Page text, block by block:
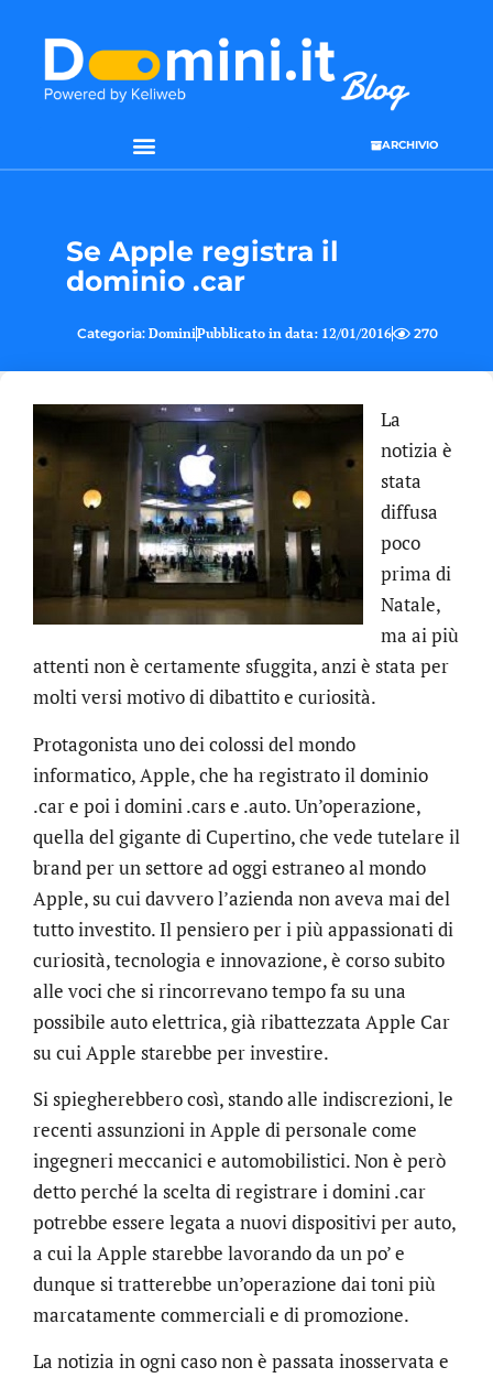
ARCHIVIO
Se Apple registra il
dominio .car
Categoria: DominiPubblicato in data: 12/01/2016 270
La
notizia è
stata
diffusa
poco
prima di
Natale,
ma ai più
attenti non è certamente sfuggita, anzi è stata per
molti versi motivo di dibattito e curiosità.
Protagonista uno dei colossi del mondo
informatico, Apple, che ha registrato il dominio
.car e poi i domini .cars e .auto. Un’operazione,
quella del gigante di Cupertino, che vede tutelare il
brand per un settore ad oggi estraneo al mondo
Apple, su cui davvero l’azienda non aveva mai del
tutto investito. Il pensiero per i più appassionati di
curiosità, tecnologia e innovazione, è corso subito
alle voci che si rincorrevano tempo fa su una
possibile auto elettrica, già ribattezzata Apple Car
su cui Apple starebbe per investire.
Si spiegherebbero così, stando alle indiscrezioni, le
recenti assunzioni in Apple di personale come
ingegneri meccanici e automobilistici. Non è però
detto perché la scelta di registrare i domini .car
potrebbe essere legata a nuovi dispositivi per auto,
a cui la Apple starebbe lavorando da un po’ e
dunque si tratterebbe un’operazione dai toni più
marcatamente commerciali e di promozione.
La notizia in ogni caso non è passata inosservata e